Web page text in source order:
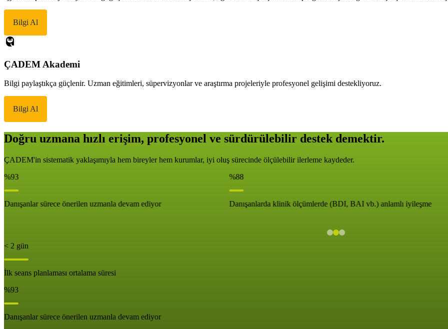
Bilgi Al
ÇADEM Akademi
Bilgi paylaştıkça güçlenir. Uzman eğitimleri, süpervizyonlar ve araştırma projeleriyle profesyonel gelişimi destekliyoruz.
Bilgi Al
Doğru uzmana hızlı erişim, profesyonel ve sürdürülebilir destek demektir.
ÇADEM'in sistematik yaklaşımıyla hem bireyler hem kurumlar, iyi oluş sürecinde ölçülebilir ilerleme kaydeder.
%93
Danışanlar sürece önerilen uzmanla devam ediyor
%88
Danışanlarda klinik ölçümlerde (BDI, BAI vb.) anlamlı iyileşme
< 2 gün
İlk seans planlaması ortalama süresi
%93
Danışanlar sürece önerilen uzmanla devam ediyor